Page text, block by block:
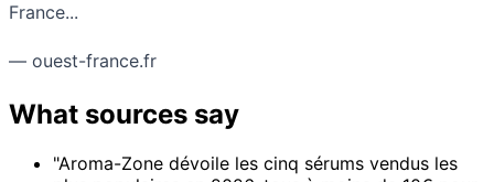
France...
— ouest-france.fr
What sources say
"Aroma-Zone dévoile les cinq sérums vendus les